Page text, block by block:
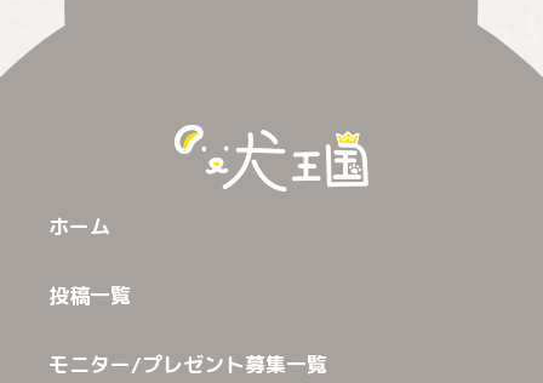
ホーム
投稿一覧
モニター/プレゼント募集一覧